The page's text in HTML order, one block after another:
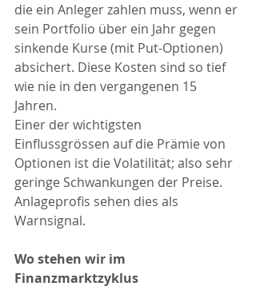
die ein Anleger zahlen muss, wenn er
sein Portfolio über ein Jahr gegen
sinkende Kurse (mit Put-Optionen)
absichert. Diese Kosten sind so tief
wie nie in den vergangenen 15
Jahren.
Einer der wichtigsten
Einflussgrössen auf die Prämie von
Optionen ist die Volatilität; also sehr
geringe Schwankungen der Preise.
Anlageprofis sehen dies als
Warnsignal.
Wo stehen wir im
Finanzmarktzyklus